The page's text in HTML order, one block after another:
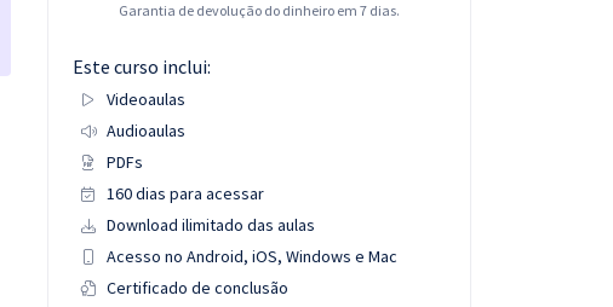
Garantia de devolução do dinheiro em 7 dias.
Este curso inclui:
Videoaulas
Audioaulas
PDFs
160 dias para acessar
Download ilimitado das aulas
Acesso no Android, iOS, Windows e Mac
Certificado de conclusão